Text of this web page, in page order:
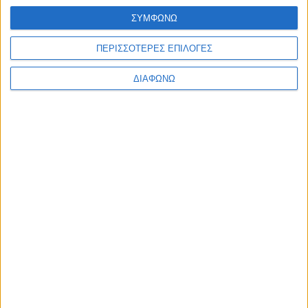
ΠΕΡΙΣΣΟΤΕΡΕΣ ΕΠΙΛΟΓΕΣ
ΔΙΑΦΩΝΩ
ΣΥΜΦΩΝΩ
of educational events on
nutrition, psychology and
physical activity for
children in 120 football
and 50 basketball